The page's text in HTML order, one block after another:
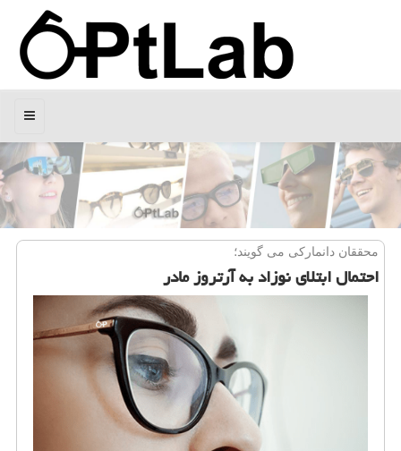
منو
محققان دانماركی می گویند؛
احتمال ابتلای نوزاد به آرتروز مادر